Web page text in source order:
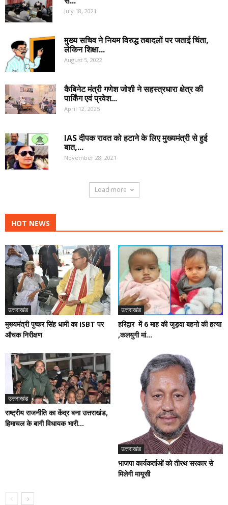
July 18, 2021
मुख्य सचिव ने नियम विरुद्ध तबादलों पर जताई चिंता,
लेकिन शिक्षा...
August 5, 2022
कैबिनेट मंत्री गणेश जोशी ने सहस्त्रधारा क्षेत्र की
पार्किंग एवं प्रवेश...
April 12, 2025
IAS दीपक रावत को हटाने के लिए मुख्यमंत्री से हुई
बात,...
November 28, 2021
Load more
HOT NEWS
उत्तराखंड
मुख्यमंत्री पुष्कर सिंह धामी का ISBT पर
औचक निरीक्षण
उत्तराखंड
हरिद्वार में 6 माह की जुड़वा बहनो की हत्या
,कलयुगी मां...
उत्तराखंड
राष्ट्रीय राजनीति का केंद्र बना उत्तराखंड,
हिमाचल के बागी विधायक भारी...
उत्तराखंड
भाजपा कार्यकर्ताओं को तीरथ सरकार से
मिलेगी मायूसी